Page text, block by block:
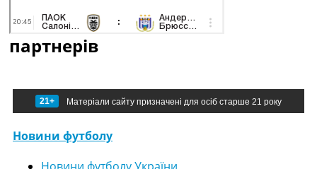
партнерів
21+ Матеріали сайту призначені для осіб старше 21 року
Новини футболу